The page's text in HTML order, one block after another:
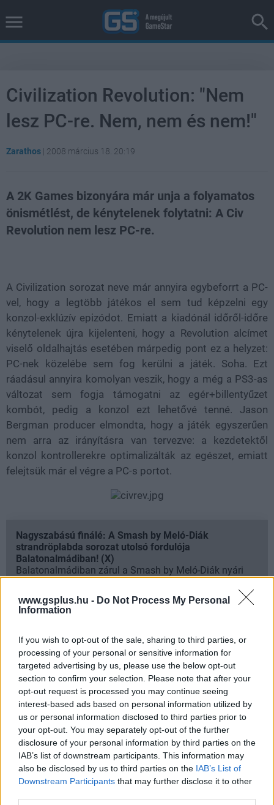
www.gsplus.hu - Do Not Process My Personal
Information
If you wish to opt-out of the sale, sharing to third parties, or
processing of your personal or sensitive information for
targeted advertising by us, please use the below opt-out
section to confirm your selection. Please note that after your
opt-out request is processed you may continue seeing
interest-based ads based on personal information utilized by
us or personal information disclosed to third parties prior to
your opt-out. You may separately opt-out of the further
disclosure of your personal information by third parties on the
IAB’s list of downstream participants. This information may
also be disclosed by us to third parties on the IAB’s List of
Downstream Participants that may further disclose it to other
Civilization Revolution: "Nem
lesz PC-re. Nem, nem és nem!"
Zarathos | 2008 március 18. 20:19
A 2K Games bizonyára már unja a folyamatos
önismétlést, de kénytelenek folytatni: A Civ
Revolution nem lesz PC-re.
A Civilization sorozat neve már annyira egybeforrt a PC-
vel, hogy a legtöbb játékos el sem tud képzelni egy
konzol-exklúzív epizódot. Emiatt a kiadónál időről-időre
kénytelenek újra kijelenteni, hogy a Revolution alcímet
viselő oldalhajtás esetében márpedig pont ez a helyzet:
PC-nek közelébe sem fog kerülni a játék. Soha. Ezt
ráadásul annyira komolyan veszik, hogy a még a PS3-as
változat sem fogja támogatni az egér+billentyűzet
kombót, pedig a konzol ezt lehetővé tenné. Jason
Bergman producer elmondta, hogy a játék egyszerűen
nem arra az irányításra van tervezve: a kezdetektől
konzol kontrollerekre optimalizálták az egészet, emiatt
felejtsük már el végre a PC-s portot.
Nagyszabású finálé: A Smash by Meló-Diák
strandröplabda sorozat utolsó fordulója
Balatonalmádiban! (X)
Balatonalmádiban zárul a Smash by Meló-Diák nyári
sorozata.
Címkék: #civilization #port #irányítás #2k games
Super Smash Bros. - "Otacon,
egy gorillát látok